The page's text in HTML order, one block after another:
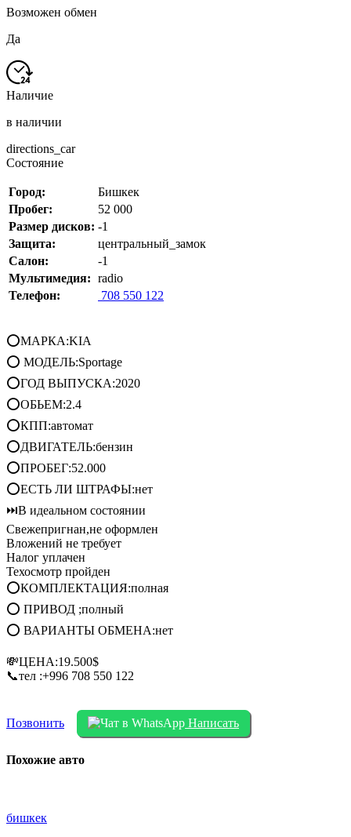
Возможен обмен
Да
Наличие
в наличии
directions_car
Состояние
Город:
Бишкек
Пробег:
52 000
Размер дисков: -1
Защита:
центральный_замок
Салон:
-1
Мультимедия: radio
Телефон:
708 550 122
⭕МАРКА:KIA
⭕ МОДЕЛЬ:Sportage
⭕ГОД ВЫПУСКА:2020
⭕ОБЬЕМ:2.4
⭕КПП:автомат
⭕ДВИГАТЕЛЬ:бензин
⭕ПРОБЕГ:52.000
⭕ЕСТЬ ЛИ ШТРАФЫ:нет
⏭️В идеальном состоянии
Свежепригнан,не оформлен
Вложений не требует
Налог уплачен
Техосмотр пройден
⭕КОМПЛЕКТАЦИЯ:полная
⭕ ПРИВОД ;полный
⭕ ВАРИАНТЫ ОБМЕНА:нет
💸ЦЕНА:19.500$
📞тел :‪+996 708 550 122
Позвонить Написать
Похожие авто
бишкек